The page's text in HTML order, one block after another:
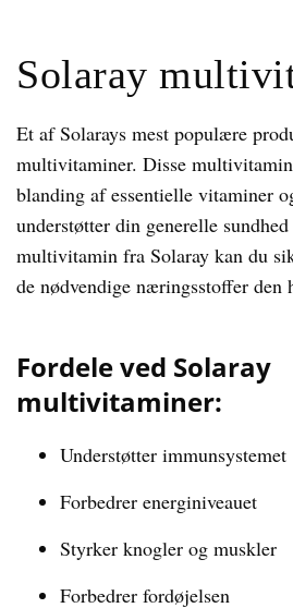
Solaray
Et af Solarays mest populære
multivitaminer. Disse
blanding af essentielle vitaminer
understøtter din generelle
multivitamin fra Solaray kan du
de nødvendige næringsstoffer den
Fordele ved Solaray
multivitaminer:
Understøtter immunsystemet
Forbedrer energiniveauet
Styrker knogler og muskler
Forbedrer fordøjelsen